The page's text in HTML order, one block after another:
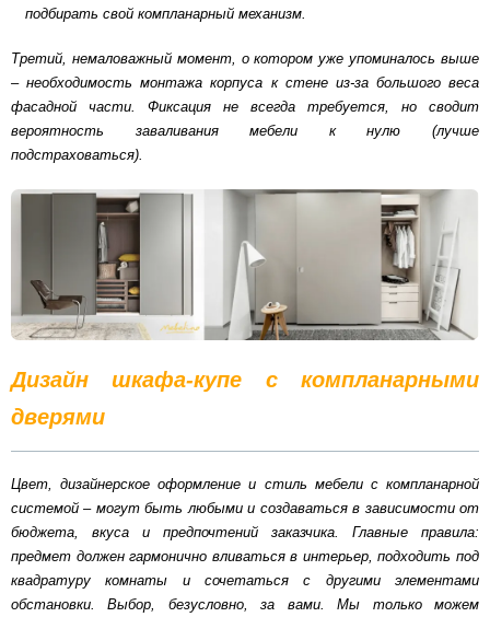
подбирать свой компланарный механизм.
Третий, немаловажный момент, о котором уже упоминалось выше
– необходимость монтажа корпуса к стене из-за большого веса
фасадной части. Фиксация не всегда требуется, но сводит
вероятность заваливания мебели к нулю (лучше
подстраховаться).
Дизайн шкафа-купе с компланарными
дверями
Цвет, дизайнерское оформление и стиль мебели с компланарной
системой – могут быть любыми и создаваться в зависимости от
бюджета, вкуса и предпочтений заказчика. Главные правила:
предмет должен гармонично вливаться в интерьер, подходить под
квадратуру комнаты и сочетаться с другими элементами
обстановки. Выбор, безусловно, за вами. Мы только можем